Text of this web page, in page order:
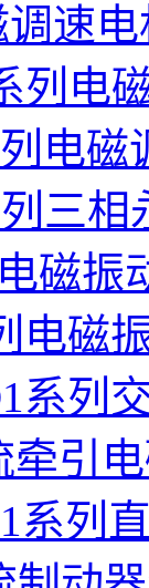
速
列电
电磁
三
磁振
电磁
系列
牵引
系列